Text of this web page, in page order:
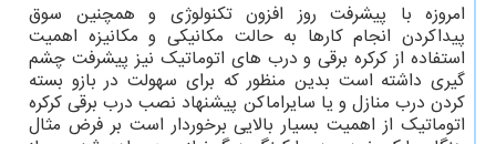
امروزه با پیشرفت روز افزون تکنولوژی و همچنین سوق
پیداکردن انجام کارها به حالت مکانیکی و مکانیزه اهمیت
استفاده از کرکره برقی و درب های اتوماتیک نیز پیشرفت چشم
گیری داشته است بدین منظور که برای سهولت در بازو بسته
کردن درب منازل و یا سایراماکن پیشنهاد نصب درب برقی کرکره
اتوماتیک از اهمیت بسیار بالایی برخوردار است بر فرض مثال